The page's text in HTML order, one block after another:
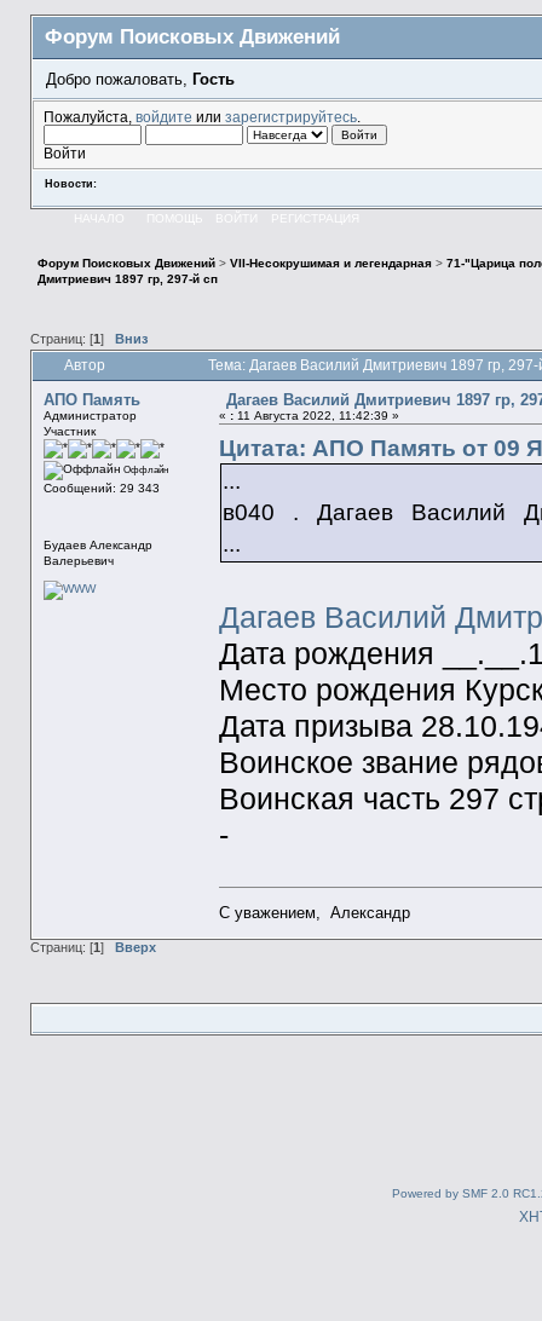
Форум Поисковых Движений
Добро пожаловать, Гость
Пожалуйста, войдите или зарегистрируйтесь.
Войти
Новости:
НАЧАЛО ПОМОЩЬ ВОЙТИ РЕГИСТРАЦИЯ
Форум Поисковых Движений> VII-Несокрушимая и легендарная> 71-"Царица
Дмитриевич 1897 гр, 297-й сп
Страниц: [1 ] Вниз
Автор Тема: Дагаев Василий Дмитриевич 1897 гр,
АПО Память
Администратор
Участник
Оффлайн
Сообщений: 29 343
Будаев Александр
Валерьевич
Дагаев Василий Дмитриевич 1897 гр,
« :11 Августа 2022, 11:42:39 »
Цитата: АПО Память от 09
...
в040 . Дагаев
...
Дагаев Василий
Дата рождения
Место рождения
Дата призыва
Воинское звание
Воинская часть 297
-
С уважением, Александр
Страниц: [1 ] Вверх
Powered by SMF 2.0